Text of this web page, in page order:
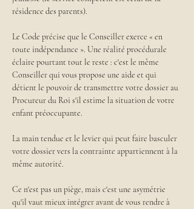
résidence des parents).
Le Code précise que le Conseiller exerce « en
toute indépendance ». Une réalité procédurale
éclaire pourtant tout le reste : c'est le même
Conseiller qui vous propose une aide et qui
détient le pouvoir de transmettre votre dossier au
Procureur du Roi s'il estime la situation de votre
enfant préoccupante.
La main tendue et le levier qui peut faire basculer
votre dossier vers la contrainte appartiennent à la
même autorité.
Ce n'est pas un piège, mais c'est une asymétrie
qu'il vaut mieux intégrer avant de vous rendre à